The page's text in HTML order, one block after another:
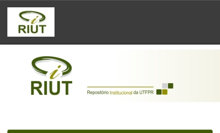
Skip
navigation